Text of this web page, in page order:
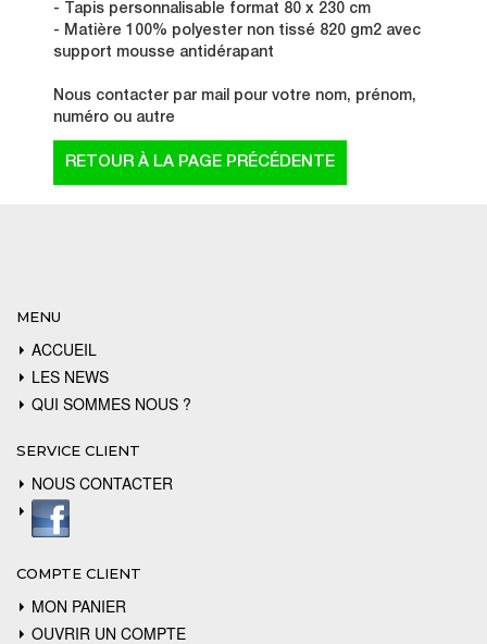
- Tapis personnalisable format 80 x 230 cm
- Matière 100% polyester non tissé 820 gm2 avec
support mousse antidérapant
Nous contacter par mail pour votre nom, prénom,
numéro ou autre
MENU
ACCUEIL
LES NEWS
QUI SOMMES NOUS ?
SERVICE CLIENT
NOUS CONTACTER
COMPTE CLIENT
MON PANIER
OUVRIR UN COMPTE